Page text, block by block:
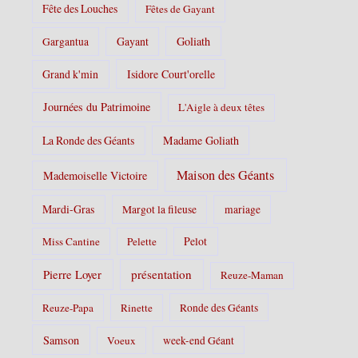
Fête des Louches Fêtes de Gayant
Gargantua Gayant Goliath
Grand k'min Isidore Court'orelle
Journées du Patrimoine L'Aigle à deux têtes
La Ronde des Géants Madame Goliath
Mademoiselle Victoire Maison des Géants
Mardi-Gras Margot la fileuse mariage
Miss Cantine Pelette Pelot
Pierre Loyer présentation Reuze-Maman
Reuze-Papa Rinette Ronde des Géants
Samson Voeux week-end Géant